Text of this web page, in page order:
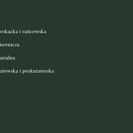
i radcowska
i prokuratorska